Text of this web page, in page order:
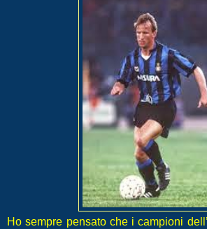
Ho sempre pensato che i campioni